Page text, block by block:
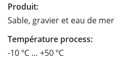
Produit:
Sable, gravier et eau de mer
Température process:
-10 ºC … +50 ºC